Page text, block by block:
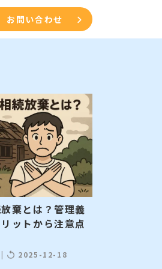
お問い合わせ
棄とは？管理義
ットから注意点
| 2025-12-18